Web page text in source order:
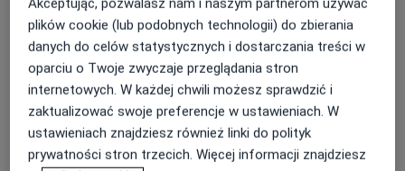
lek. Beata Krupa
Pediatra
Pediatra, Hematolog, Onkolog
Akceptując, pozwalasz nam i naszym partnerom używać
plików cookie (lub podobnych technologii) do zbierania
danych do celów statystycznych i dostarczania treści w
oparciu o Twoje zwyczaje przeglądania stron
internetowych. W każdej chwili możesz sprawdzić i
zaktualizować swoje preferencje w ustawieniach. W
ustawieniach znajdziesz również linki do polityk
prywatności stron trzecich. Więcej informacji znajdziesz